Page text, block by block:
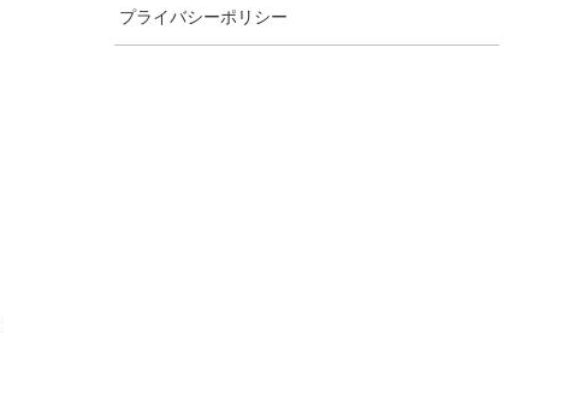
プライバシーポリシー